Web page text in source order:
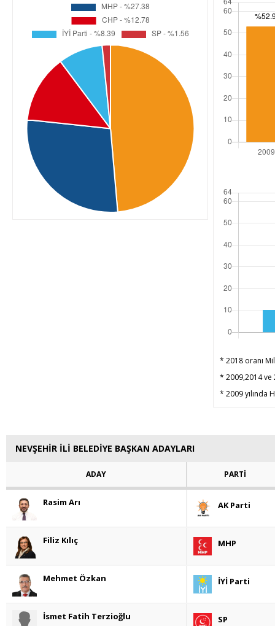
* 2018 oranı
* 2009,2014 ve
* 2009 yılında
NEVŞEHİR İLİ BELEDİYE BAŞKAN ADAYLARI
ADAY PARTİ
Rasim Arı AK Parti
Filiz Kılıç MHP
Mehmet Özkan İYİ Parti
İsmet Fatih Terzioğlu SP